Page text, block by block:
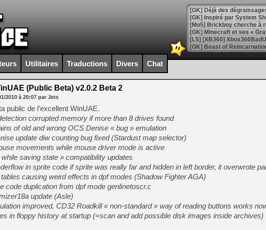
[GK] Déjà des
[Mo5] Brickboy cherche à
[GK] Minecraft et ses «
[GK] Beast of
[GK] Ubisoft : fin de partie
[GK] Mémoire cash -
[GK] Dan Houser (GTA)
[GK] Comment EA Sports
[GK] Crimson Moon : un
[GK] Isle of Reveries : le
[GK] Moonlighter 2 : The
[GK] Capcom relance
[Mo5] Deux inédits du
[GK] Le beat'em up The
[GK] Endless Legend 2 :
[LS] [PS5] Le WebKit
[GK] Oubliez Crazy Taxi,
Utilitaires Traductions Divers Chat
(Public Beta) v2.0.2 Beta 2
2010 à 20:07 par Jets
public de l’excellent WinUAE.
corrupted memory if more than 8 drives found
of old and wrong OCS Denise « bug » emulation
update diw counting bug fixed (Stardust map selector)
movements while mouse driver mode is active
saving state » compatibility updates
in sprite code if sprite was really far and hidden in left border, it overwrote
causing weird effects in dpf modes (Shadow Fighter AGA)
code duplication from dpf mode genlinetoscr.c
update (Asle)
improved, CD32 Roadkill « non-standard » way of reading buttons works
in floppy history at startup (=scan and add possible disk images inside archives)